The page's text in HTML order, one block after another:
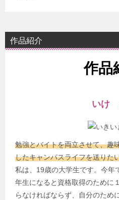
作品紹介
作品
いけ
勉強とバイトを両立させて、趣
したキャンパスライフを送りた
私は、19歳の大学生です。今年
年生になると資格取得のために
らなければならず、自分のため